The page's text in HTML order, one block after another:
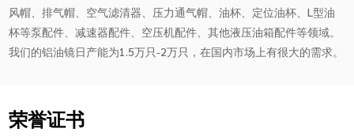
风帽、排气帽、空气滤清器、压力通气帽、油杯、定位油杯、L型油
杯等泵配件、减速器配件、空压机配件、其他液压油箱配件等领域。
我们的铝油镜日产能为1.5万只-2万只，在国内市场上有很大的需求。
荣誉证书